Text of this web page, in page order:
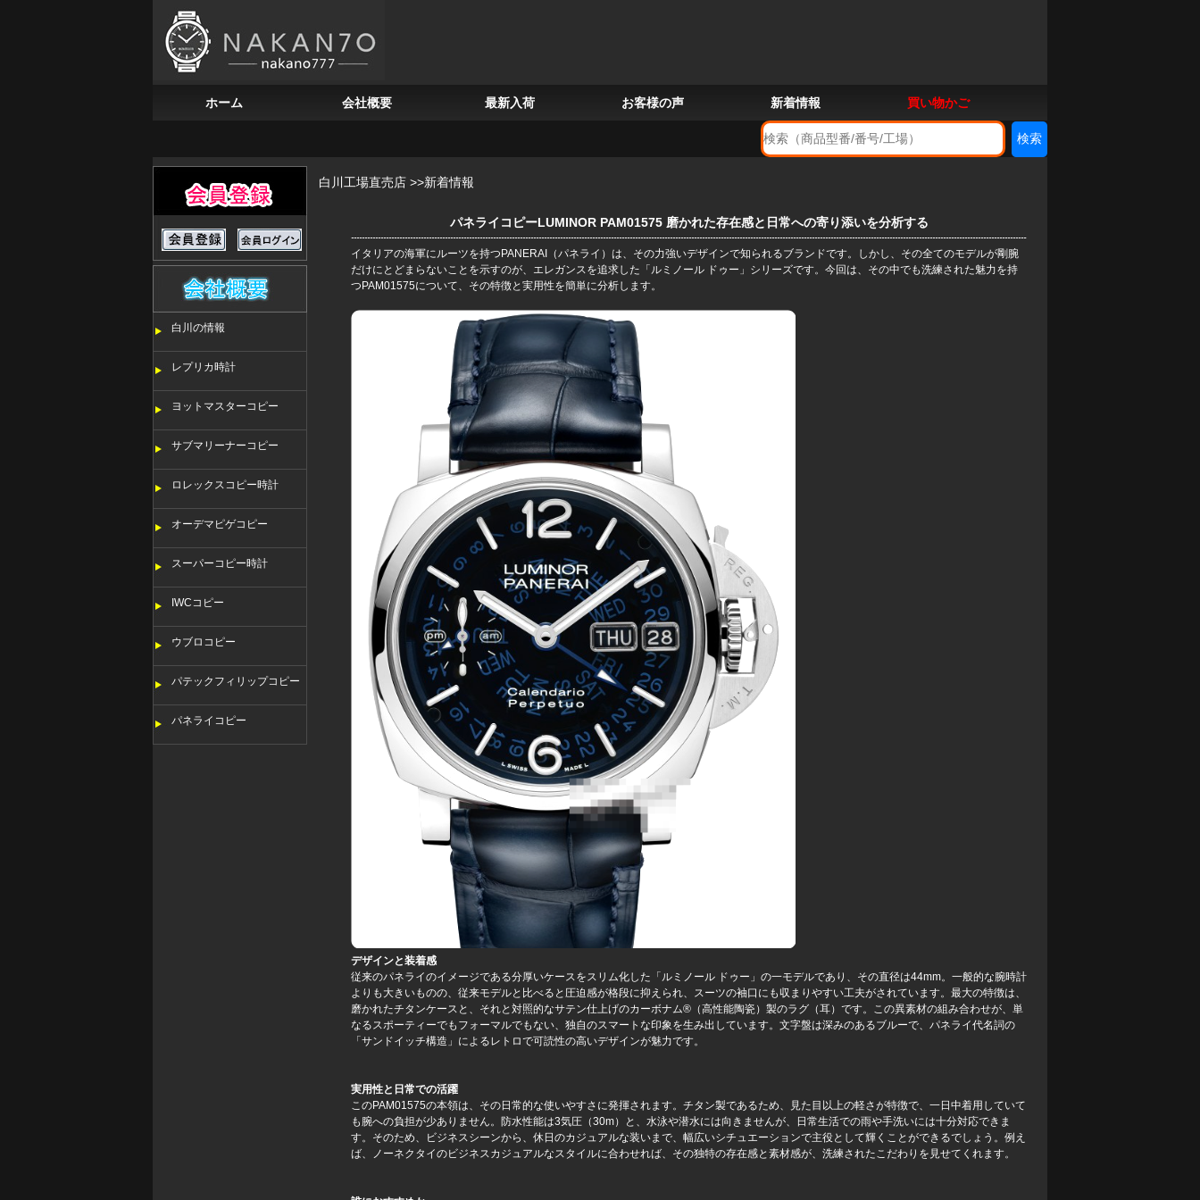
ホーム 会社概要 最新入荷 お客様の声 新着情報 買い物かご
白川の情報
レプリカ時計
ヨットマスターコピー
サブマリーナーコピー
ロレックスコピー時計
オーデマピゲコピー
スーパーコピー時計
IWCコピー
ウブロコピー
パテックフィリップコピー
パネライコピー
白川工場直売店 >>新着情報
パネライコピーLUMINOR PAM01575 磨かれた存在感と日常への寄り添いを分析する
イタリアの海軍にルーツを持つPANERAI（パネライ）は、その力強いデザインで知られるブランドです。しかし、その全てのモデルが剛腕
だけにとどまらないことを示すのが、エレガンスを追求した「ルミノール ドゥー」シリーズです。今回は、その中でも洗練された魅力を持
つPAM01575について、その特徴と実用性を簡単に分析します。
デザインと装着感
従来のパネライのイメージである分厚いケースをスリム化した「ルミノール ドゥー」の一モデルであり、その直径は44mm。一般的な腕時計
よりも大きいものの、従来モデルと比べると圧迫感が格段に抑えられ、スーツの袖口にも収まりやすい工夫がされています。最大の特徴は、
磨かれたチタンケースと、それと対照的なサテン仕上げのカーボナム®️（高性能陶瓷）製のラグ（耳）です。この異素材の組み合わせが、単
なるスポーティーでもフォーマルでもない、独自のスマートな印象を生み出しています。文字盤は深みのあるブルーで、パネライ代名詞の
「サンドイッチ構造」によるレトロで可読性の高いデザインが魅力です。
実用性と日常での活躍
このPAM01575の本領は、その日常的な使いやすさに発揮されます。チタン製であるため、見た目以上の軽さが特徴で、一日中着用していて
も腕への負担が少ありません。防水性能は3気圧（30m）と、水泳や潜水には向きませんが、日常生活での雨や手洗いには十分対応できま
す。そのため、ビジネスシーンから、休日のカジュアルな装いまで、幅広いシチュエーションで主役として輝くことができるでしょう。例え
ば、ノーネクタイのビジネスカジュアルなスタイルに合わせれば、その独特の存在感と素材感が、洗練されたこだわりを見せてくれます。